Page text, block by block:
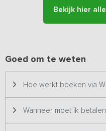
terras heb je een prachtig
de stilte, spelen de kinderen
familiecamping.
kampeerplekken. De
parkeerplaatsen, waardoor je
bij je huisje te komen. Op een
Bekijk hier
Goed om te weten
Hoe werkt boeken via
Wanneer moet ik